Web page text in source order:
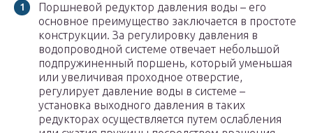
Поршневой редуктор давления воды – его
основное преимущество заключается в простоте
конструкции. За регулировку давления в
водопроводной системе отвечает небольшой
подпружиненный поршень, который уменьшая
или увеличивая проходное отверстие,
регулирует давление воды в системе –
установка выходного давления в таких
редукторах осуществляется путем ослабления